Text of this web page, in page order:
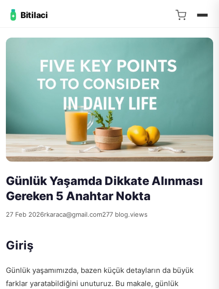
Bitilaci
Günlük Yaşamda Dikkate Alınması
Gereken 5 Anahtar Nokta
27 Feb 2026rkaraca@gmail.com277 blog.views
Giriş
Günlük yaşamımızda, bazen küçük detayların da büyük
farklar yaratabildiğini unuturuz. Bu makale, günlük